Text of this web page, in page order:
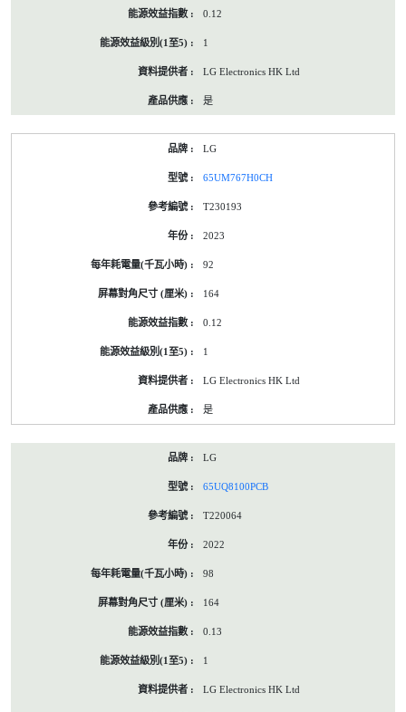
0.12
1
LG Electronics HK Ltd
是
LG
65UM767H0CH
T230193
2023
92
164
0.12
1
LG Electronics HK Ltd
是
LG
65UQ8100PCB
T220064
2022
98
164
0.13
1
LG Electronics HK Ltd